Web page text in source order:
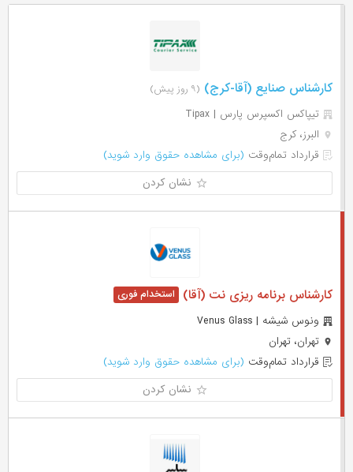
کارشناس صنایع (آقا-کرج) (۹ روز پیش)
تیپاکس اکسپرس پارس | Tipax
البرز، کرج
قرارداد تمام‌وقت (برای مشاهده حقوق وارد شوید)
نشان کردن
کارشناس برنامه ریزی نت (آقا)
ونوس شیشه | Venus Glass
تهران، تهران
قرارداد تمام‌وقت (برای مشاهده حقوق وارد شوید)
نشان کردن